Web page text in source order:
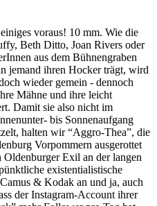
voraus! 10 mm. Wie die
Beth Ditto, Joan Rivers oder
aus dem Bühnengraben
jemand ihren Hocker trägt, wird
wieder gemein - dennoch
Mähne und ihre leicht
Damit sie also nicht im
bis Sonnenaufgang
halten wir “Aggro-Thea”, die
Vorpommern ausgerottet
Oldenburger Exil an der langen
existentialistische
& Kodak an und ja, auch
der Instagram-Account ihrer